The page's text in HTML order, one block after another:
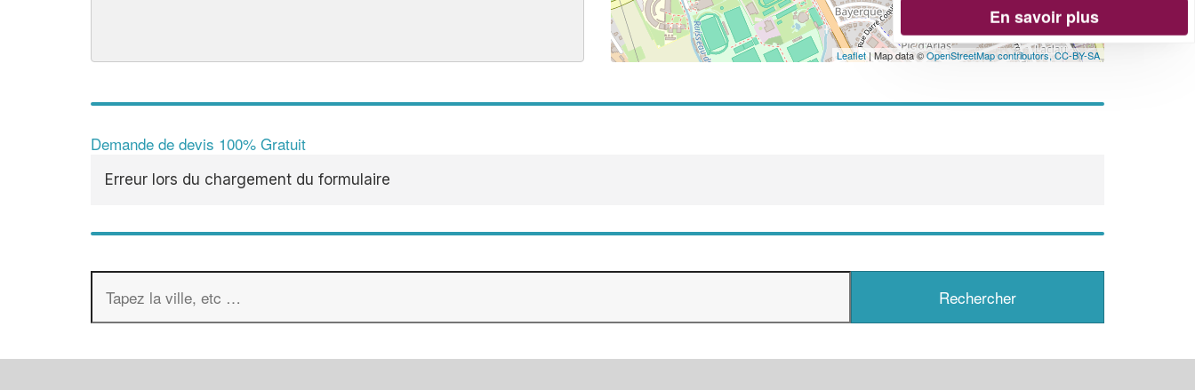
Leaflet| Map data ©OpenStreetMap contributors,CC-BY-SA
Demande de devis 100% Gratuit
Erreur lors du chargement du formulaire
En savoir plus